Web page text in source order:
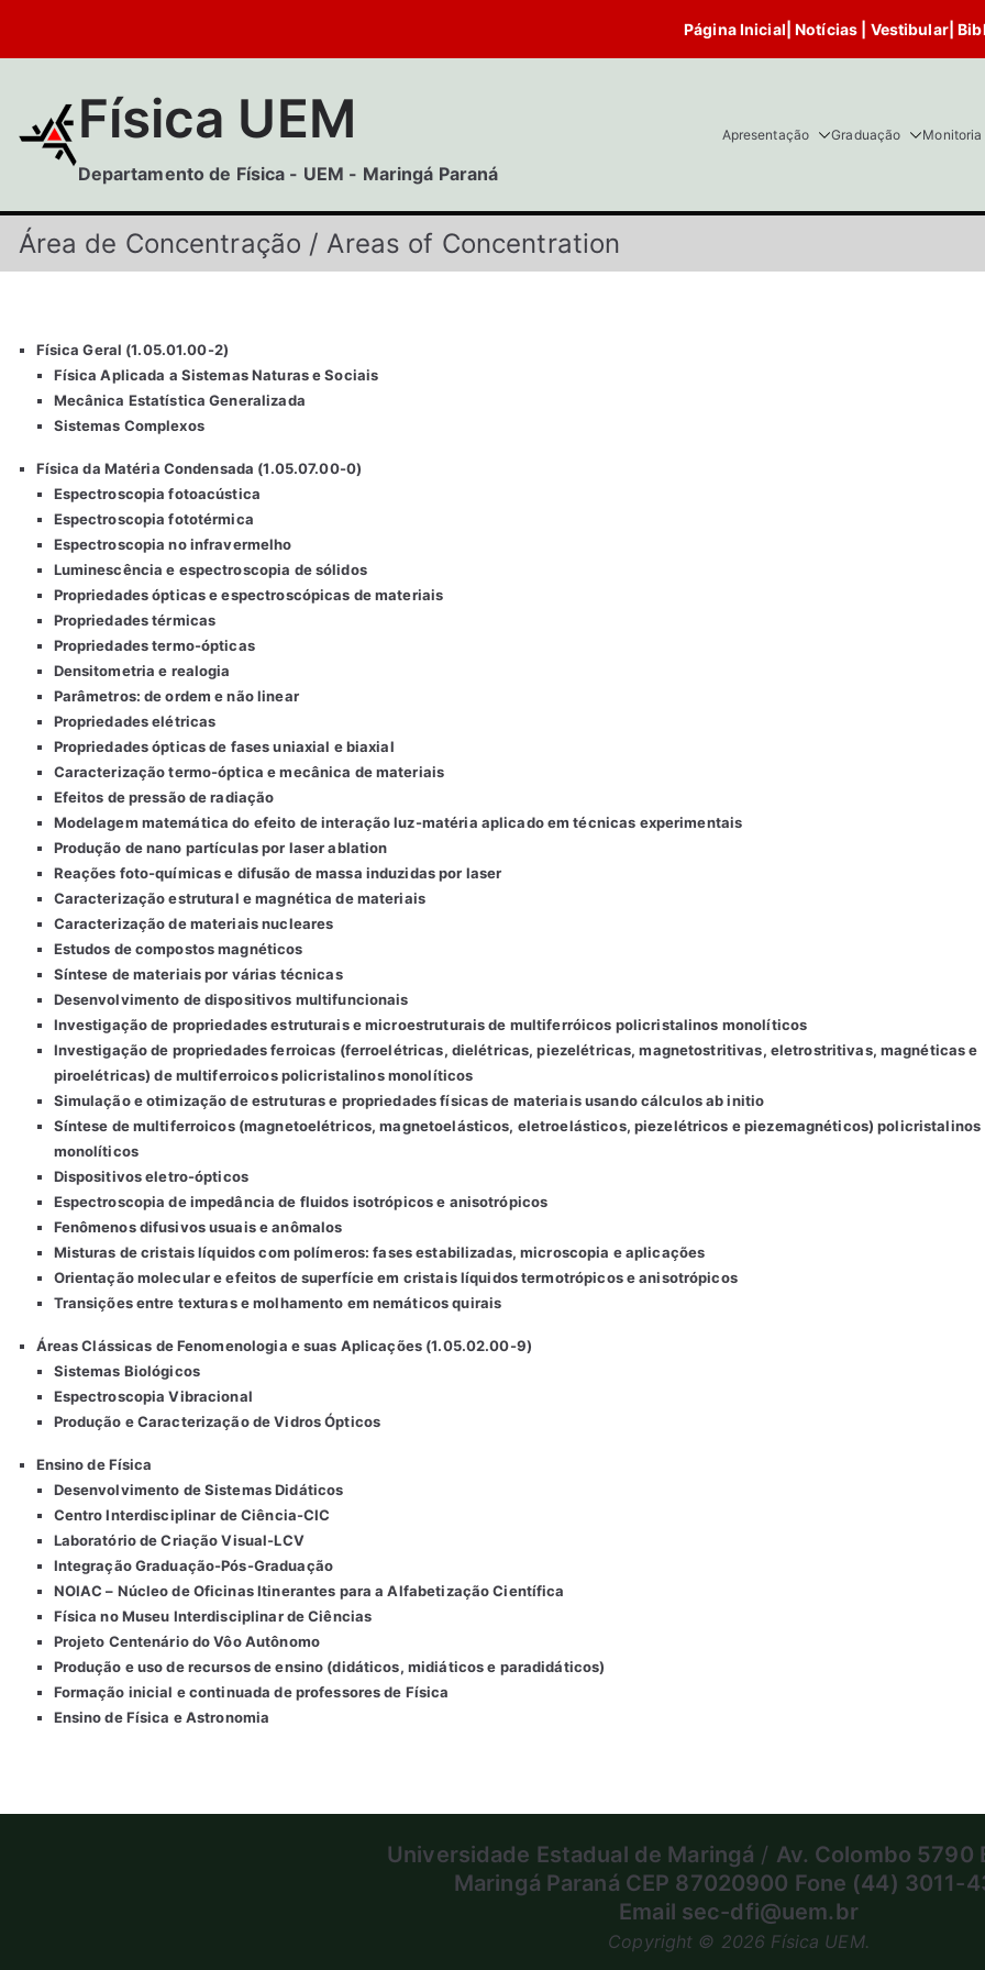
o
Página Inicial |Notícias Vestibular|
Física UEM
Departamento de Física - UEM - Maringá Paraná
Apresentação Graduação Monitoria
Área de Concentração / Areas of Concentration
Física Geral (1.05.01.00-2)
Física Aplicada a Sistemas Naturas e Sociais
Mecânica Estatística Generalizada
Sistemas Complexos
Física da Matéria Condensada (1.05.07.00-0)
Espectroscopia fotoacústica
Espectroscopia fototérmica
Espectroscopia no infravermelho
Luminescência e espectroscopia de sólidos
Propriedades ópticas e espectroscópicas de materiais
Propriedades térmicas
Propriedades termo-ópticas
Densitometria e realogia
Parâmetros: de ordem e não linear
Propriedades elétricas
Propriedades ópticas de fases uniaxial e biaxial
Caracterização termo-óptica e mecânica de materiais
Efeitos de pressão de radiação
Modelagem matemática do efeito de interação luz-matéria aplicado em técnicas experimentais
Produção de nano partículas por laser ablation
Reações foto-químicas e difusão de massa induzidas por laser
Caracterização estrutural e magnética de materiais
Caracterização de materiais nucleares
Estudos de compostos magnéticos
Síntese de materiais por várias técnicas
Desenvolvimento de dispositivos multifuncionais
Investigação de propriedades estruturais e microestruturais de multiferróicos policristalinos monolíticos
Investigação de propriedades ferroicas (ferroelétricas, dielétricas, piezelétricas, magnetostritivas, eletrostritivas, magnéticas e
piroelétricas) de multiferroicos policristalinos monolíticos
Simulação e otimização de estruturas e propriedades físicas de materiais usando cálculos ab initio
Síntese de multiferroicos (magnetoelétricos, magnetoelásticos, eletroelásticos, piezelétricos e piezemagnéticos) policristalinos
monolíticos
Dispositivos eletro-ópticos
Espectroscopia de impedância de fluidos isotrópicos e anisotrópicos
Fenômenos difusivos usuais e anômalos
Misturas de cristais líquidos com polímeros: fases estabilizadas, microscopia e aplicações
Orientação molecular e efeitos de superfície em cristais líquidos termotrópicos e anisotrópicos
Transições entre texturas e molhamento em nemáticos quirais
Áreas Clássicas de Fenomenologia e suas Aplicações (1.05.02.00-9)
Sistemas Biológicos
Espectroscopia Vibracional
Produção e Caracterização de Vidros Ópticos
Ensino de Física
Desenvolvimento de Sistemas Didáticos
Centro Interdisciplinar de Ciência-CIC
Laboratório de Criação Visual-LCV
Integração Graduação-Pós-Graduação
NOIAC – Núcleo de Oficinas Itinerantes para a Alfabetização Científica
Física no Museu Interdisciplinar de Ciências
Projeto Centenário do Vôo Autônomo
Produção e uso de recursos de ensino (didáticos, midiáticos e paradidáticos)
Formação inicial e continuada de professores de Física
Ensino de Física e Astronomia
Universidade Estadual de Maringá / Av. Colombo 5790
Maringá Paraná CEP 87020900 Fone (44) 3011-
Email sec-dfi@uem.br
Copyright © 2026 Física UEM.